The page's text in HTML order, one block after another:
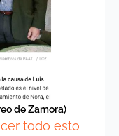
de Zamora)
todo esto